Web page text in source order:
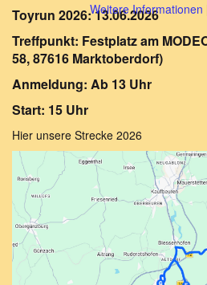
Toyrun 2026: 13.06.2026
Treffpunkt: Festplatz am
58, 87616 Marktoberdorf)
Anmeldung: Ab 13 Uhr
Start: 15 Uhr
Hier unsere Strecke 2026
Weitere Informationen